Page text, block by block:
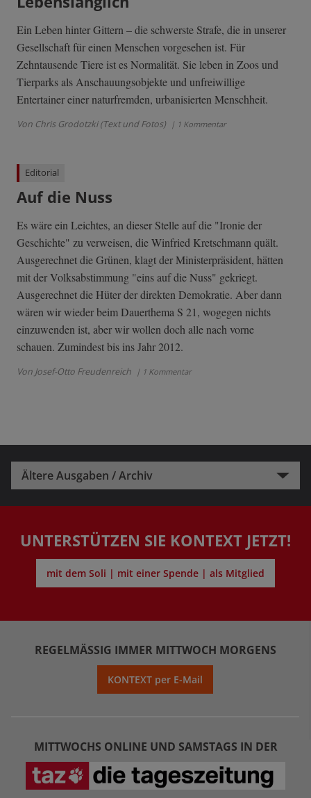
Ein Leben hinter Gittern – die schwerste Strafe, die in unserer
Gesellschaft für einen Menschen vorgesehen ist. Für
Zehntausende Tiere ist es Normalität. Sie leben in Zoos und
Tierparks als Anschauungsobjekte und unfreiwillige
Entertainer einer naturfremden, urbanisierten Menschheit.
Von Chris Grodotzki (Text und Fotos) | 1 Kommentar
Editorial
Auf die Nuss
Es wäre ein Leichtes, an dieser Stelle auf die "Ironie der
Geschichte" zu verweisen, die Winfried Kretschmann quält.
Ausgerechnet die Grünen, klagt der Ministerpräsident, hätten
mit der Volksabstimmung "eins auf die Nuss" gekriegt.
Ausgerechnet die Hüter der direkten Demokratie. Aber dann
wären wir wieder beim Dauerthema S 21, wogegen nichts
einzuwenden ist, aber wir wollen doch alle nach vorne
schauen. Zumindest bis ins Jahr 2012.
Von Josef-Otto Freudenreich | 1 Kommentar
Ältere Ausgaben / Archiv
UNTERSTÜTZEN SIE KONTEXT JETZT!
mit dem Soli | mit einer Spende | als Mitglied
REGELMÄSSIG IMMER MITTWOCH MORGENS
KONTEXT per E-Mail
MITTWOCHS ONLINE UND SAMSTAGS IN DER